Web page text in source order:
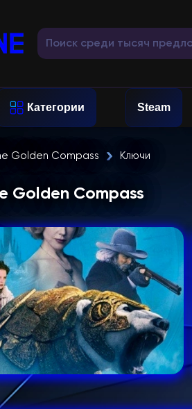
Категории Steam
Golden Compass Ключи
Golden Compass